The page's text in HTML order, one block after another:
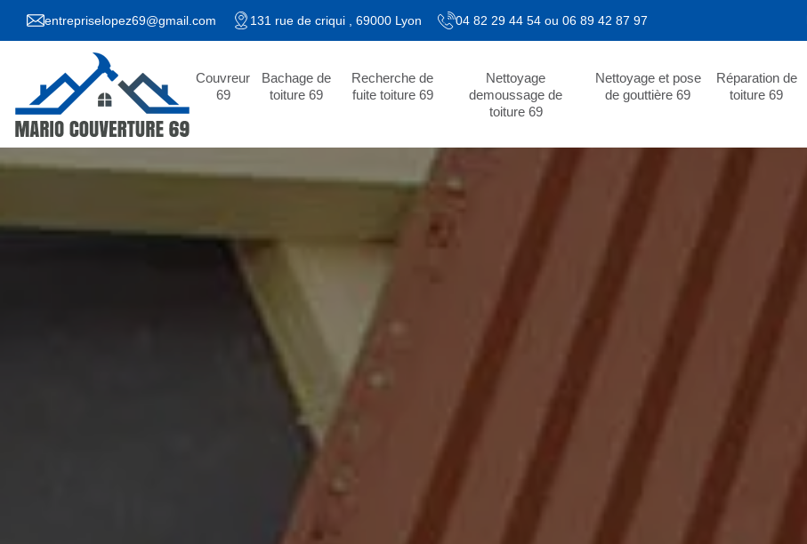
entrepriselopez69@gmail.com 131 rue de criqui , 69000 Lyon 04 82 29 44 54 ou 06 89 42 87 97
Couvreur
69
Bachage de
toiture 69
Recherche de
fuite toiture 69
Nettoyage
demoussage de
toiture 69
Nettoyage et pose
de gouttière 69
Réparation de
toiture 69